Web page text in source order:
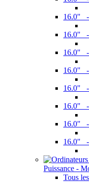
16.0"
16.0"
16.0"
16.0"
16.0" -
16.0"
16.0"
16.0"
Puissance -
Tous